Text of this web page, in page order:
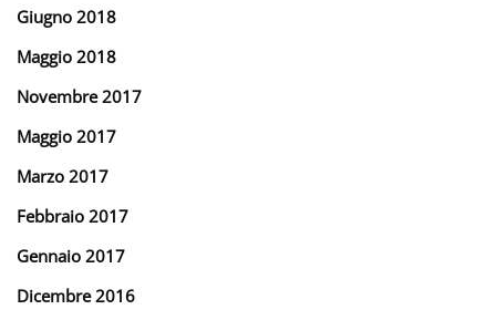
Giugno 2018
Maggio 2018
Novembre 2017
Maggio 2017
Marzo 2017
Febbraio 2017
Gennaio 2017
Dicembre 2016